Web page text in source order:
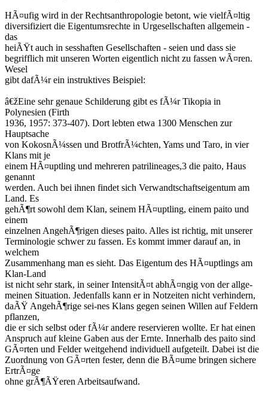
HÃ¤ufig wird in der Rechtsanthropologie betont, wie vielfÃ¤ltig
diversifiziert die Eigentumsrechte in Urgesellschaften allgemein -
das
heiÃŸt auch in sesshaften Gesellschaften - seien und dass sie
begrifflich mit unseren Worten eigentlich nicht zu fassen wÃ¤ren.
Wesel
gibt dafÃ¼r ein instruktives Beispiel:
â€žEine sehr genaue Schilderung gibt es fÃ¼r Tikopia in
Polynesien (Firth
1936, 1957: 373-407). Dort lebten etwa 1300 Menschen zur
Hauptsache
von KokosnÃ¼ssen und BrotfrÃ¼chten, Yams und Taro, in vier
Klans mit je
einem HÃ¤uptling und mehreren patrilineages,3 die paito, Haus
genannt
werden. Auch bei ihnen findet sich Verwandtschaftseigentum am
Land. Es
gehÃ¶rt sowohl dem Klan, seinem HÃ¤uptling, einem paito und
einem
einzelnen AngehÃ¶rigen dieses paito. Alles ist richtig, mit unserer
Terminologie schwer zu fassen. Es kommt immer darauf an, in
welchem
Zusammenhang man es sieht. Das Eigentum des HÃ¤uptlings am
Klan-Land
ist nicht sehr stark, in seiner IntensitÃ¤t abhÃ¤ngig von der allge-
meinen Situation. Jedenfalls kann er in Notzeiten nicht verhindern,
daÃŸ AngehÃ¶rige sei-nes Klans gegen seinen Willen auf Feldern
pflanzen,
die er sich selbst oder fÃ¼r andere reservieren wollte. Er hat einen
Anspruch auf kleine Gaben aus der Ernte. Innerhalb des paito sind
GÃ¤rten und Felder weitgehend individuell aufgeteilt. Dabei ist die
Zuordnung von GÃ¤rten fester, denn die BÃ¤ume bringen sichere
ErtrÃ¤ge
ohne grÃ¶ÃŸeren Arbeitsaufwand.